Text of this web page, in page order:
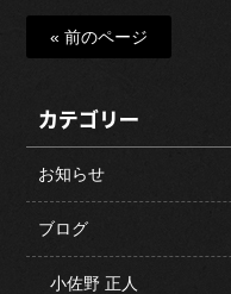
« 前のページ
カテゴリー
お知らせ
ブログ
小佐野 正人